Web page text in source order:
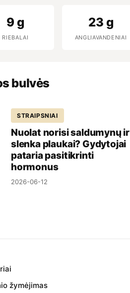
9 g
RIEBALAI
23 g
ANGLIAVANDENIAI
bulvės
STRAIPSNIAI
Nuolat norisi saldumynų ir
slenka plaukai? Gydytojai
pataria pasitikrinti
hormonus
2026-06-12
žymėjimas